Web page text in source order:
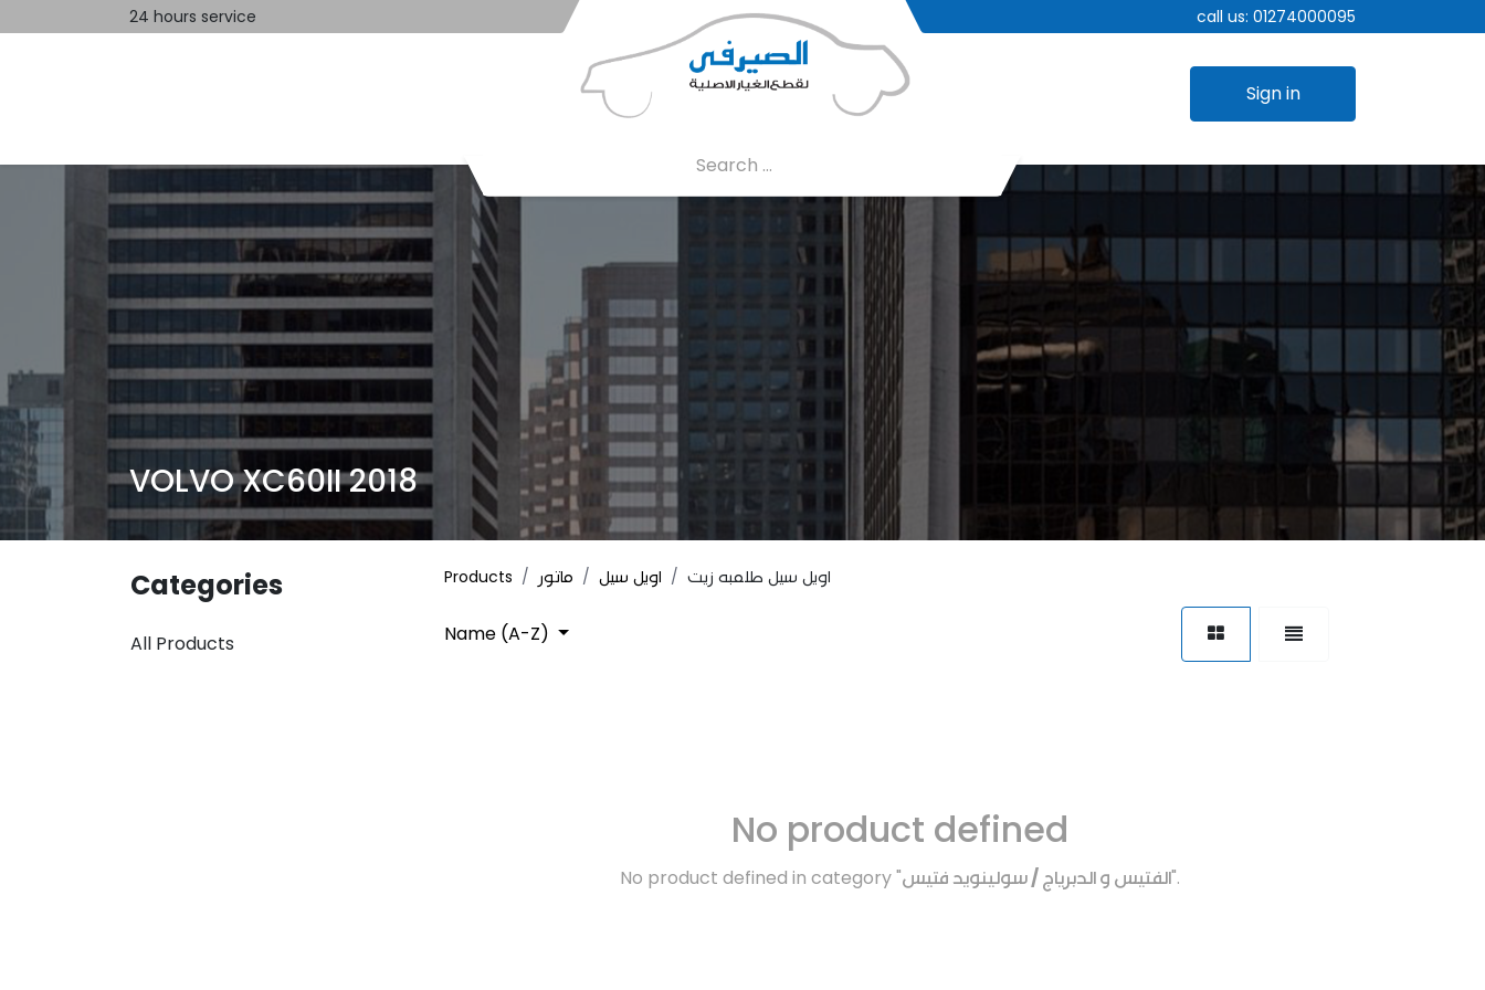
24 hours service call us: 01274000095
Sign in
VOLVO XC60II 2018
Categories
All Products
Products ماتور اويل سيل اويل سيل طلمبه زيت
Name (A-Z)
No product defined
No product defined in category "الفتيس و الدبرياج / سولينويد فتيس".